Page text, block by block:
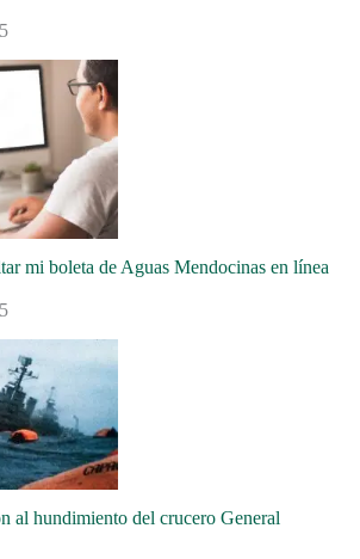
mi boleta de Aguas Mendocinas en línea
al hundimiento del crucero General